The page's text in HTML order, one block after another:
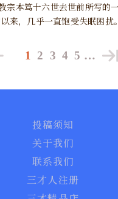
宗本笃十六世去世前所写的
来，几乎一直饱受失眠困扰。
1 2 3 4 5 …
投稿须知
关于我们
联系我们
三才人注册